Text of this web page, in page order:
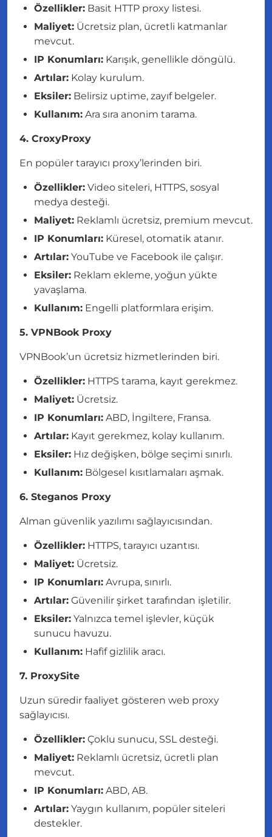
Özellikler: Basit HTTP proxy listesi.
Maliyet: Ücretsiz plan, ücretli katmanlar
mevcut.
IP Konumları: Karışık, genellikle döngülü.
Artılar: Kolay kurulum.
Eksiler: Belirsiz uptime, zayıf belgeler.
Kullanım: Ara sıra anonim tarama.
4. CroxyProxy
En popüler tarayıcı proxy’lerinden biri.
Özellikler: Video siteleri, HTTPS, sosyal
medya desteği.
Maliyet: Reklamlı ücretsiz, premium mevcut.
IP Konumları: Küresel, otomatik atanır.
Artılar: YouTube ve Facebook ile çalışır.
Eksiler: Reklam ekleme, yoğun yükte
yavaşlama.
Kullanım: Engelli platformlara erişim.
5. VPNBook Proxy
VPNBook’un ücretsiz hizmetlerinden biri.
Özellikler: HTTPS tarama, kayıt gerekmez.
Maliyet: Ücretsiz.
IP Konumları: ABD, İngiltere, Fransa.
Artılar: Kayıt gerekmez, kolay kullanım.
Eksiler: Hız değişken, bölge seçimi sınırlı.
Kullanım: Bölgesel kısıtlamaları aşmak.
6. Steganos Proxy
Alman güvenlik yazılımı sağlayıcısından.
Özellikler: HTTPS, tarayıcı uzantısı.
Maliyet: Ücretsiz.
IP Konumları: Avrupa, sınırlı.
Artılar: Güvenilir şirket tarafından işletilir.
Eksiler: Yalnızca temel işlevler, küçük
sunucu havuzu.
Kullanım: Hafif gizlilik aracı.
7. ProxySite
Uzun süredir faaliyet gösteren web proxy
sağlayıcısı.
Özellikler: Çoklu sunucu, SSL desteği.
Maliyet: Reklamlı ücretsiz, ücretli plan
mevcut.
IP Konumları: ABD, AB.
Artılar: Yaygın kullanım, popüler siteleri
destekler.